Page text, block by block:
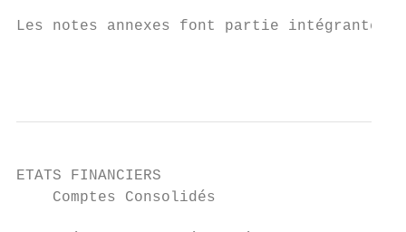
Les notes annexes font partie intégrante
ETATS FINANCIERS
    Comptes Consolidés